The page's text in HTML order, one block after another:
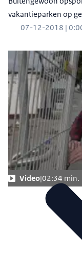
vakantieparken op
07-12-2018 |
Video 02:34 min.